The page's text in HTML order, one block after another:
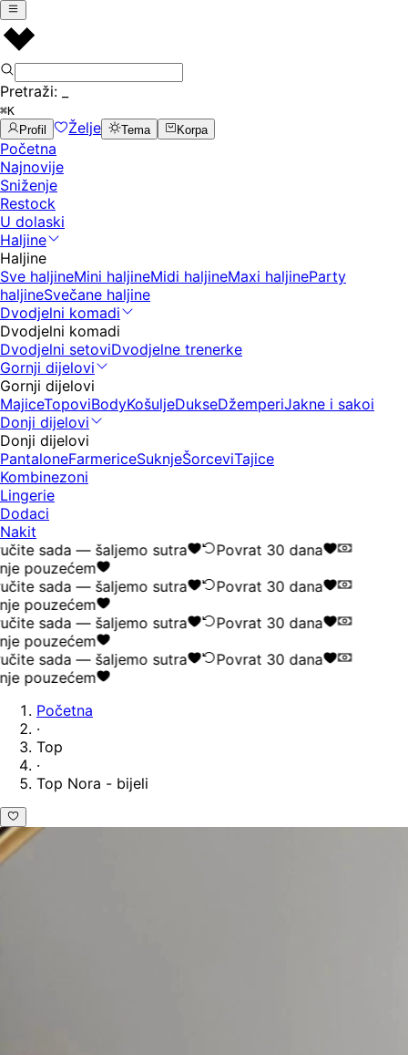
Pretraži:
⌘K
Profil
Želje Tema Korpa
Početna
Najnovije
Sniženje
Restock
U dolaski
Haljine
Haljine
Sve haljineMini haljineMidi haljineMaxi haljineParty
haljineSvečane haljine
Dvodjelni komadi
Dvodjelni komadi
Dvodjelni setoviDvodjelne trenerke
Gornji dijelovi
Gornji dijelovi
MajiceTopoviBodyKošuljeDukseDžemperiJakne i sakoi
Donji dijelovi
Donji dijelovi
PantaloneFarmericeSuknjeŠorceviTajice
Kombinezoni
Lingerie
Dodaci
Nakit
sada — šaljemo sutra
Povrat 30 dana
pouzećem
sada — šaljemo sutra
Povrat 30 dana
pouzećem
sada — šaljemo sutra
Povrat 30 dana
pouzećem
sada — šaljemo sutra
Povrat 30 dana
pouzećem
Početna
·
Top
·
Top Nora - bijeli